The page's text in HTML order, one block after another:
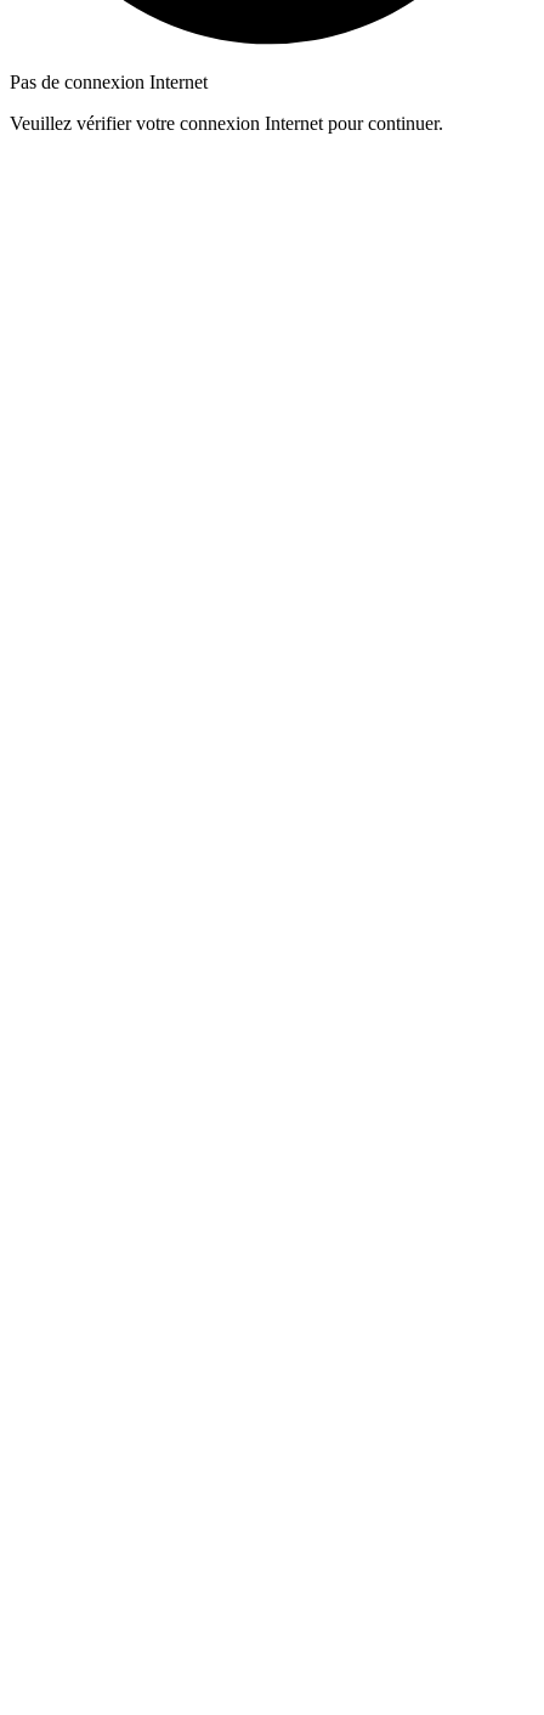
Pas de connexion Internet
Veuillez vérifier votre connexion Internet pour continuer.